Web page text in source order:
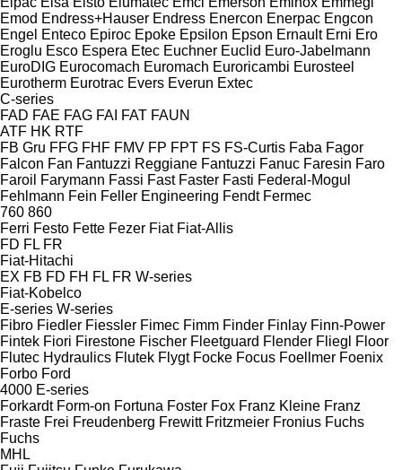
Emod Endress+Hauser Endress Enercon Enerpac Engcon
Engel Enteco Epiroc Epoke Epsilon Epson Ernault Erni Ero
Eroglu Esco Espera Etec Euchner Euclid Euro-Jabelmann
EuroDIG Eurocomach Euromach Euroricambi Eurosteel
Eurotherm Eurotrac Evers Everun Extec
C-series
FAD FAE FAG FAI FAT FAUN
ATF HK RTF
FB Gru FFG FHF FMV FP FPT FS FS-Curtis Faba Fagor
Falcon Fan Fantuzzi Reggiane Fantuzzi Fanuc Faresin Faro
Faroil
Farymann Fassi Fast Faster Fasti Federal-Mogul
Fehlmann Fein Feller Engineering Fendt Fermec
760 860
Ferri Festo Fette Fezer Fiat Fiat-Allis
FD FL FR
Fiat-Hitachi
EX FB FD FH FL FR W-series
Fiat-Kobelco
E-series W-series
Fibro Fiedler Fiessler Fimec Fimm Finder Finlay Finn-Power
Fintek Fiori Firestone Fischer Fleetguard Flender Fliegl
Floor
Flutec Hydraulics Flutek Flygt Focke Focus Foellmer Foenix
Forbo Ford
4000 E-series
Forkardt Form-on Fortuna Foster Fox Franz Kleine Franz
Fraste Frei Freudenberg Frewitt Fritzmeier Fronius Fuchs
Fuchs
MHL